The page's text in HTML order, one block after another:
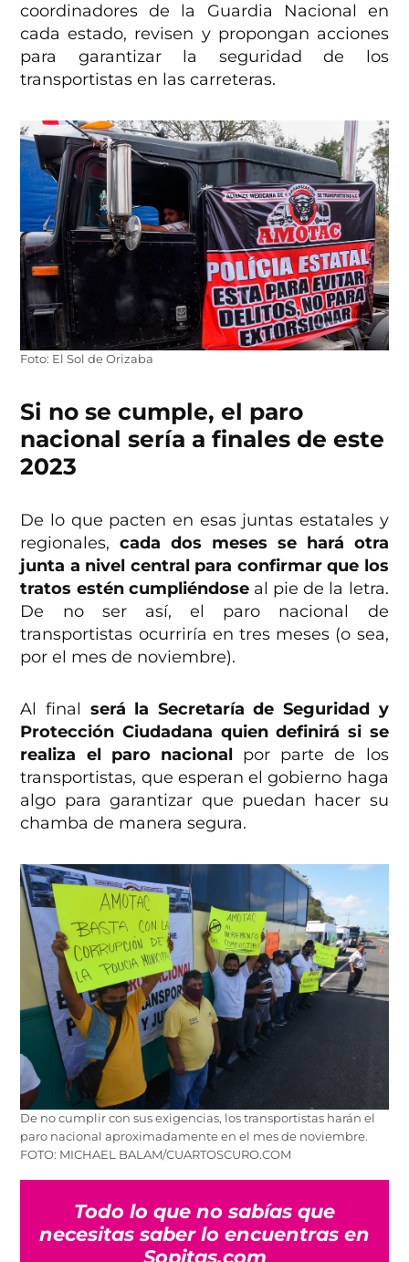
coordinadores de la Guardia Nacional en
cada estado, revisen y propongan acciones
para garantizar la seguridad de los
transportistas en las carreteras.
Foto: El Sol de Orizaba
Si no se cumple, el paro
nacional sería a finales de este
2023
De lo que pacten en esas juntas estatales y
regionales,cada dos meses se hará otra
junta a nivel central para confirmar que los
tratos estén cumpliéndoseal pie de la letra.
De no ser así, el paro nacional de
transportistas ocurriría en tres meses (o sea,
por el mes de noviembre).
Al final será la Secretaría de Seguridad y
Protección Ciudadana quien definirá si se
realiza el paro nacional por parte de los
transportistas, que esperan el gobierno haga
algo para garantizar que puedan hacer su
chamba de manera segura.
De no cumplir con sus exigencias, los transportistas harán el
paro nacional aproximadamente en el mes de noviembre.
FOTO: MICHAEL BALAM/CUARTOSCURO.COM
Todo lo que no sabías que
necesitas saber lo encuentras en
Sopitas.com